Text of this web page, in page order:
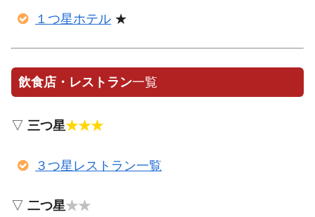
１つ星ホテル ★
飲食店・レストラン一覧
▽ 三つ星★★★
３つ星レストラン一覧
▽ 二つ星★★